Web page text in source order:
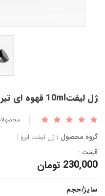
ژل لیفت10ml قهوه ای تیره ابرو
گروه محصول : ژل لیفت ابرو |
قیمت :
230,000 تومان
سایز/حجم